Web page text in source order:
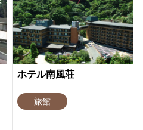
ホテル南風荘
旅館